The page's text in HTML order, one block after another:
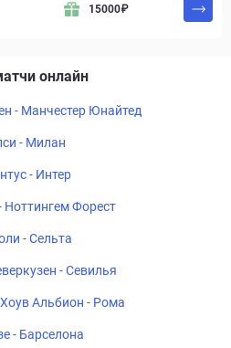
15000₽
онлайн
- Манчестер Юнайтед
- Милан
- Интер
Ноттингем Форест
- Сельта
- Севилья
Альбион - Рома
- Барселона